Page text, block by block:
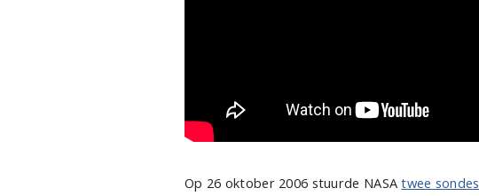
Op 26 oktober 2006 stuurde NASAtwee sondes